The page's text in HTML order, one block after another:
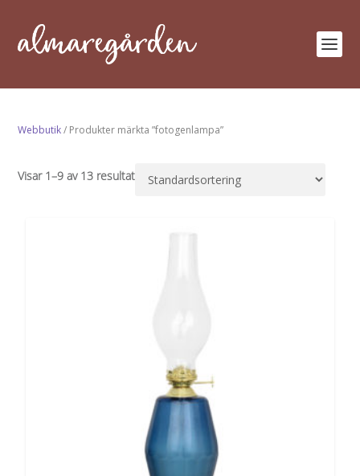
Webbutik/ Produkter märkta ”fotogenlampa”
Visar 1–9 av 13 resultat